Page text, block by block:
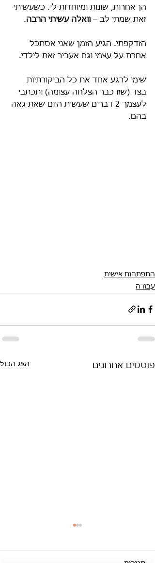
הן אחרות, שונות ומיוחדות לי. כשעשיתי
זאת שמתי לב – וואלה עשיתי הרבה.
הזדקפתי. הגיע הזמן שאני אסתכל
אחרת על עצמי וגם אעביר זאת לילדי.
שימי לרגע אחד את כל הביקורתיות
בצד (שזו כבר הצלחה עצומה) ותכתבי
לעצמך 2 דברים שעשית היום שאת גאה
בהם.
התפתחות אישית
עבודה
פוסטים אחרונים הצג הכול